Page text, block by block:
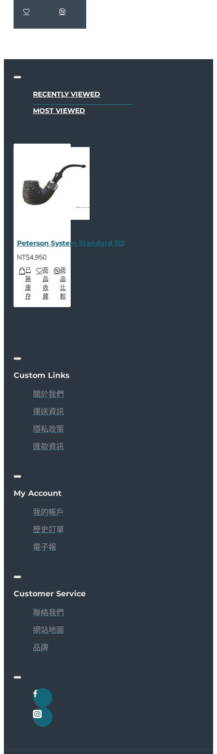
RECENTLY VIEWED
MOST VIEWED
Peterson System Standard 312
NT$4,950
已
無
庫
存
商
品
收
藏
商
品
比
較
Custom Links
關於我們
運送資訊
隱私政策
匯款資訊
My Account
我的帳戶
歷史訂單
電子報
Customer Service
聯絡我們
網站地圖
品牌